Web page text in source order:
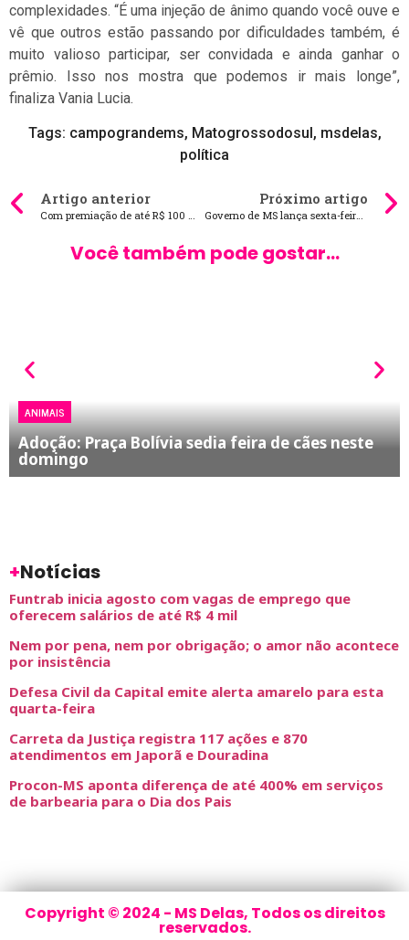
complexidades. “É uma injeção de ânimo quando você ouve e
vê que outros estão passando por dificuldades também, é
muito valioso participar, ser convidada e ainda ganhar o
prêmio. Isso nos mostra que podemos ir mais longe”,
finaliza Vania Lucia.
Tags: campograndems, Matogrossodosul, msdelas,
política
Artigo anterior Próximo artigo
Governo de MS lança sexta-feira editais com investimentos de R$ 10 milhões para pesquisas científicas
Você também pode gostar...
ANIMAIS
Adoção: Praça Bolívia sedia feira de cães neste
domingo
+Notícias
Funtrab inicia agosto com vagas de emprego que
oferecem salários de até R$ 4 mil
Nem por pena, nem por obrigação; o amor não acontece
por insistência
Defesa Civil da Capital emite alerta amarelo para esta
quarta-feira
Carreta da Justiça registra 117 ações e 870
atendimentos em Japorã e Douradina
Procon-MS aponta diferença de até 400% em serviços
de barbearia para o Dia dos Pais
Copyright © 2024 - MS Delas, Todos os direitos
reservados.